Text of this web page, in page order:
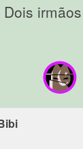
Dois